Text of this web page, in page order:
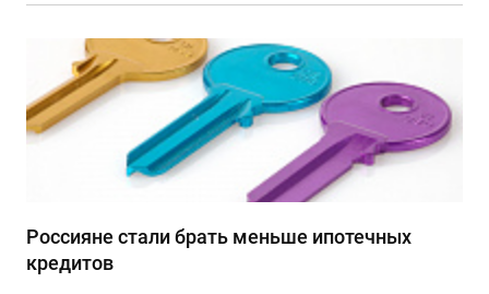
Россияне стали брать меньше ипотечных
кредитов